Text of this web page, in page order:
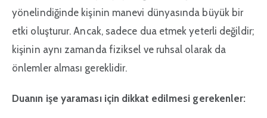
yönelindiğinde kişinin manevi dünyasında büyük bir
etki oluşturur. Ancak, sadece dua etmek yeterli değildir;
kişinin aynı zamanda fiziksel ve ruhsal olarak da
önlemler alması gereklidir.
Duanın işe yaraması için dikkat edilmesi gerekenler: